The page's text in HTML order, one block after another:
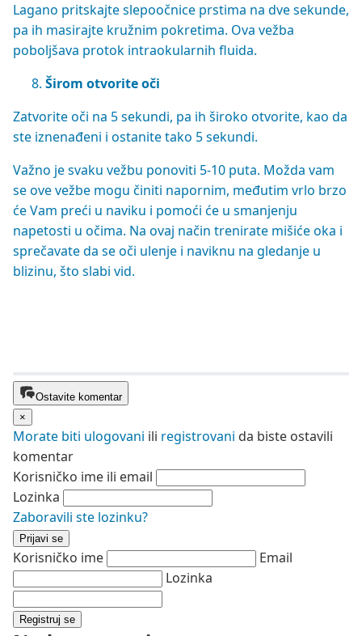
Lagano pritskajte slepoočnice prstima na dve sekunde,
pa ih masirajte kružnim pokretima. Ova vežba
poboljšava protok intraokularnih fluida.
Širom otvorite oči
Zatvorite oči na 5 sekundi, pa ih široko otvorite, kao da
ste iznenađeni i ostanite tako 5 sekundi.
Važno je svaku vežbu ponoviti 5-10 puta. Možda vam
se ove vežbe mogu činiti napornim, međutim vrlo brzo
će Vam preći u naviku i pomoći će u smanjenju
napetosti u očima. Na ovaj način trenirate mišiće oka i
sprečavate da se oči ulenje i naviknu na gledanje u
blizinu, što slabi vid.
Ostavite komentar
×
Morate biti ulogovani ili registrovani da biste ostavili
komentar
Korisničko ime ili email
Lozinka
Zaboravili ste lozinku?
Prijavi se
Korisničko ime
Email
Lozinka
Registruj se